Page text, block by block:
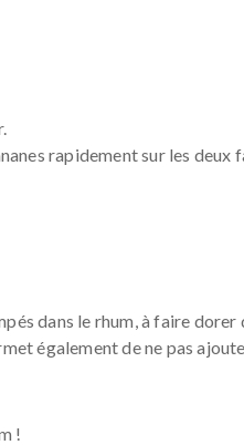
rapidement sur les deux
dans le rhum, à faire dorer
également de ne pas
!